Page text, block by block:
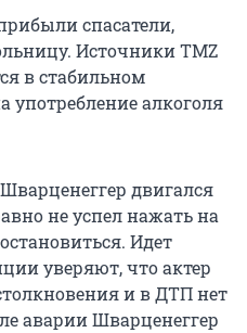
спасатели,
Источники TMZ
в стабильном
употребление алкоголя
двигался
не успел нажать на
Идет
уверяют, что актер
и в ДТП нет
аварии Шварценеггер